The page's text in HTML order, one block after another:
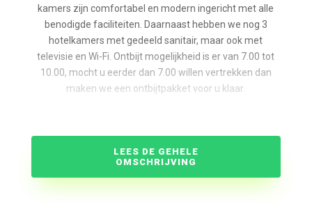
kamers zijn comfortabel en modern ingericht met alle
benodigde faciliteiten. Daarnaast hebben we nog 3
hotelkamers met gedeeld sanitair, maar ook met
televisie en Wi-Fi. Ontbijt mogelijkheid is er van 7.00 tot
10.00, mocht u eerder dan 7.00 willen vertrekken dan
maken we een ontbijtpakket voor u klaar.
Bijvoorbeeld met lunchpakket, diner en aantal
consumpties. Voor bedrijven is het mogelijk dit op
factuur te doen.
LEES DE GEHELE
OMSCHRIJVING